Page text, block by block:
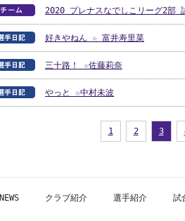
2020 プレナスなでしこリーグ2部
好きやねん ☆ 富井寿里菜
三十路！ ☆佐藤莉奈
やっと ☆中村未波
1 2 3
NEWS クラブ紹介 選手紹介 試